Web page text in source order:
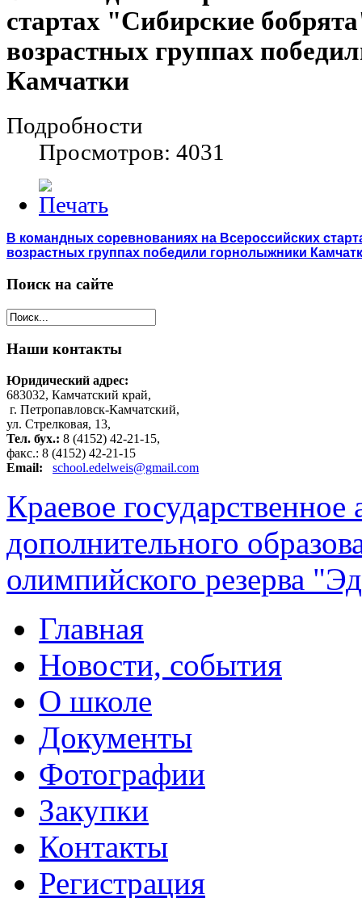
стартах "Сибирские
возрастных группах
Камчатки
Подробности
Просмотров: 4031
В командных соревнованиях на Всероссийских
возрастных группах победили горнолыжники
Поиск на сайте
Наши контакты
Юридический адрес:
683032, Камчатский край,
г. Петропавловск-Камчатский,
ул. Стрелковая, 13,
Тел. бух.: 8 (4152) 42-21-15,
факс.: 8 (4152) 42-21-15
Email:
school.edelweis@gmail.com
Краевое
дополнительного
олимпийского резерва
Главная
Новости, события
О школе
Документы
Фотографии
Закупки
Контакты
Регистрация